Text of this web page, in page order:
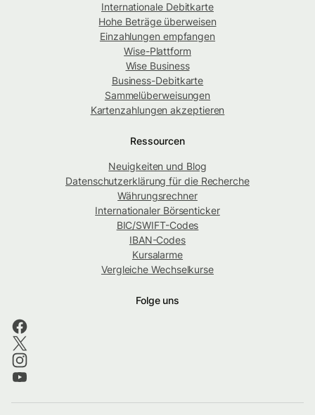
Internationale Debitkarte
Hohe Beträge überweisen
Einzahlungen empfangen
Wise-Plattform
Wise Business
Business-Debitkarte
Sammelüberweisungen
Kartenzahlungen akzeptieren
Ressourcen
Neuigkeiten und Blog
Datenschutzerklärung für die Recherche
Währungsrechner
Internationaler Börsenticker
BIC/SWIFT-Codes
IBAN-Codes
Kursalarme
Vergleiche Wechselkurse
Folge uns